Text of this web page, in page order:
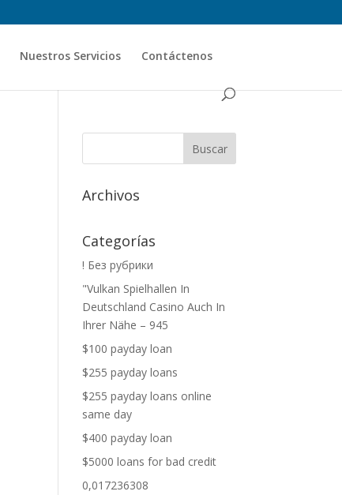
Nuestros Servicios Contáctenos
Archivos
Categorías
! Без рубрики
"Vulkan Spielhallen In
Deutschland Casino Auch In
Ihrer Nähe – 945
$100 payday loan
$255 payday loans
$255 payday loans online
same day
$400 payday loan
$5000 loans for bad credit
0,017236308